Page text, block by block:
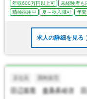
年収600万円以上可 未経験者も
積極採用中
夏～秋入職可 年
求人の詳細を見る